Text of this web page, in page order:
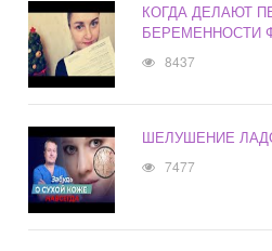
КОГДА ДЕЛАЮТ
БЕРЕМЕННОСТИ
8437
ШЕЛУШЕНИЕ
7477